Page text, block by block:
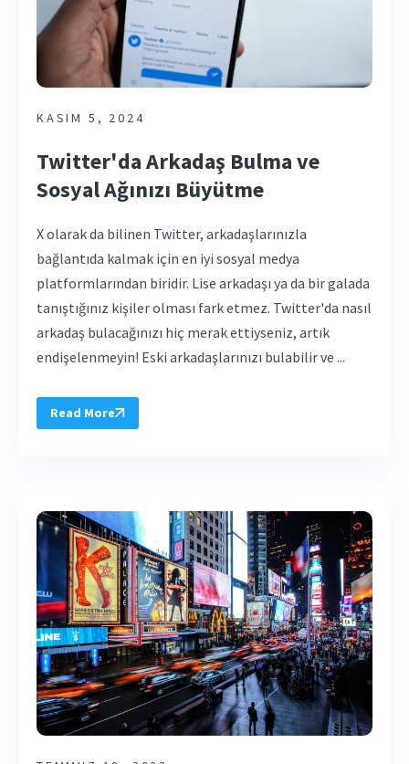
KASIM 5, 2024
Twitter'da Arkadaş Bulma ve
Sosyal Ağınızı Büyütme
X olarak da bilinen Twitter, arkadaşlarınızla
bağlantıda kalmak için en iyi sosyal medya
platformlarından biridir. Lise arkadaşı ya da bir galada
tanıştığınız kişiler olması fark etmez. Twitter'da nasıl
arkadaş bulacağınızı hiç merak ettiyseniz, artık
endişelenmeyin! Eski arkadaşlarınızı bulabilir ve ...
Read More